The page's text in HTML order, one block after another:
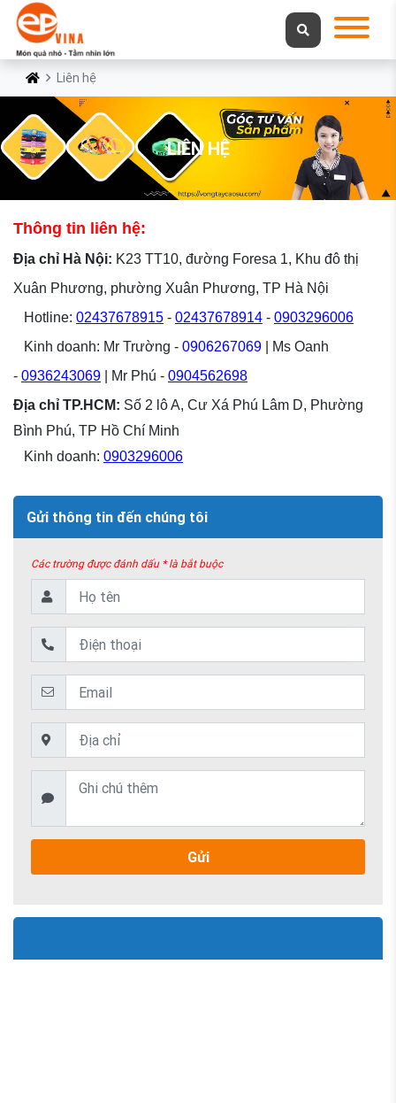
Liên hệ
LIÊN HỆ
Thông tin liên hệ:
Địa chỉ Hà Nội: K23 TT10, đường Foresa 1, Khu đô thị
Xuân Phương, phường Xuân Phương, TP Hà Nội
Hotline: 02437678915 - 02437678914 - 0903296006
Kinh doanh: Mr Trường - 0906267069 | Ms Oanh
- 0936243069 | Mr Phú - 0904562698
Địa chỉ TP.HCM: Số 2 lô A, Cư Xá Phú Lâm D, Phường
Bình Phú, TP Hồ Chí Minh
Kinh doanh: 0903296006
Gửi thông tin đến chúng tôi
Các trường được đánh dấu * là bắt buộc
Gửi